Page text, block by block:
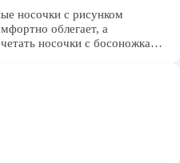
носочки с рисунком
облегает, а
носочки с босоножками